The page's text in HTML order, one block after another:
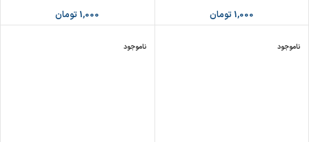
1,000 تومان 1,000 تومان
ناموجود ناموجود